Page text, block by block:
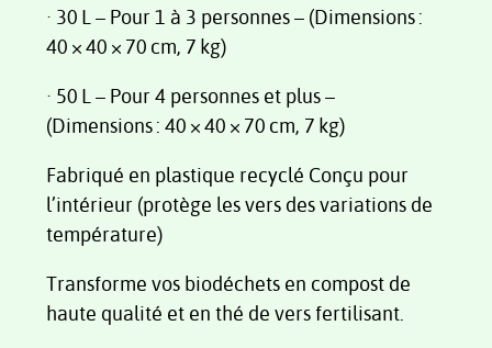
· 30 L – Pour 1 à 3 personnes – (Dimensions :
40 × 40 × 70 cm, 7 kg)
· 50 L – Pour 4 personnes et plus –
(Dimensions : 40 × 40 × 70 cm, 7 kg)
Fabriqué en plastique recyclé Conçu pour
l’intérieur (protège les vers des variations de
température)
Transforme vos biodéchets en compost de
haute qualité et en thé de vers fertilisant.